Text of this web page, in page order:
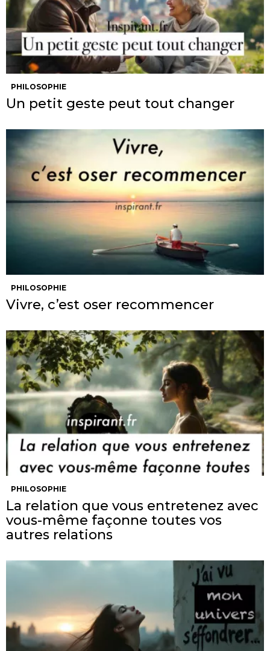
PHILOSOPHIE
Un petit geste peut tout changer
PHILOSOPHIE
Vivre, c’est oser recommencer
PHILOSOPHIE
La relation que vous entretenez avec
vous-même façonne toutes vos
autres relations